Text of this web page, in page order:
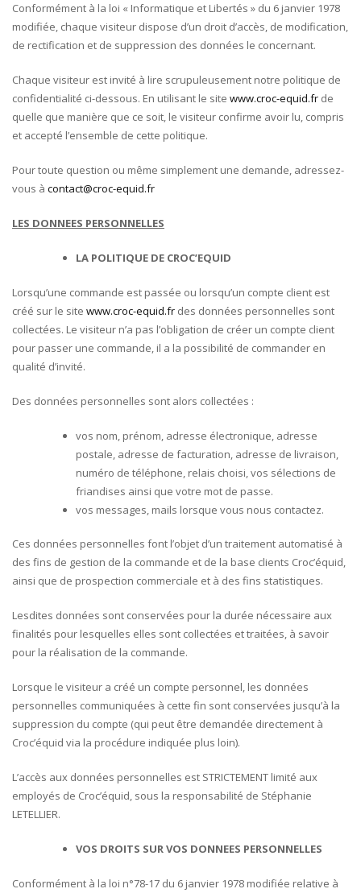
Conformément à la loi « Informatique et Libertés » du 6 janvier 1978
modifiée, chaque visiteur dispose d’un droit d’accès, de modification,
de rectification et de suppression des données le concernant.
Chaque visiteur est invité à lire scrupuleusement notre politique de
confidentialité ci-dessous. En utilisant le site www.croc-equid.fr de
quelle que manière que ce soit, le visiteur confirme avoir lu, compris
et accepté l’ensemble de cette politique.
Pour toute question ou même simplement une demande, adressez-
vous à contact@croc-equid.fr
LES DONNEES PERSONNELLES
LA POLITIQUE DE CROC’EQUID
Lorsqu’une commande est passée ou lorsqu’un compte client est
créé sur le site www.croc-equid.fr des données personnelles sont
collectées. Le visiteur n’a pas l’obligation de créer un compte client
pour passer une commande, il a la possibilité de commander en
qualité d’invité.
Des données personnelles sont alors collectées :
vos nom, prénom, adresse électronique, adresse
postale, adresse de facturation, adresse de livraison,
numéro de téléphone, relais choisi, vos sélections de
friandises ainsi que votre mot de passe.
vos messages, mails lorsque vous nous contactez.
Ces données personnelles font l’objet d’un traitement automatisé à
des fins de gestion de la commande et de la base clients Croc’équid,
ainsi que de prospection commerciale et à des fins statistiques.
Lesdites données sont conservées pour la durée nécessaire aux
finalités pour lesquelles elles sont collectées et traitées, à savoir
pour la réalisation de la commande.
Lorsque le visiteur a créé un compte personnel, les données
personnelles communiquées à cette fin sont conservées jusqu’à la
suppression du compte (qui peut être demandée directement à
Croc’équid via la procédure indiquée plus loin).
L’accès aux données personnelles est STRICTEMENT limité aux
employés de Croc’équid, sous la responsabilité de Stéphanie
LETELLIER.
VOS DROITS SUR VOS DONNEES PERSONNELLES
Conformément à la loi n°78-17 du 6 janvier 1978 modifiée relative à